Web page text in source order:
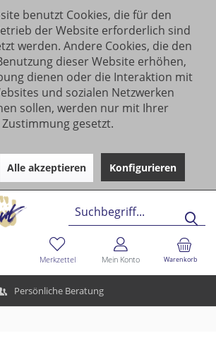
benutzt Cookies, die für den
der Website erforderlich sind
werden. Andere Cookies, die den
dieser Website erhöhen,
dienen oder die Interaktion mit
und sozialen Netzwerken
sollen, werden nur mit Ihrer
Zustimmung gesetzt.
Alle akzeptieren Konfigurieren
Persönliche Beratung
Warenkorb
Merkzettel Mein Konto